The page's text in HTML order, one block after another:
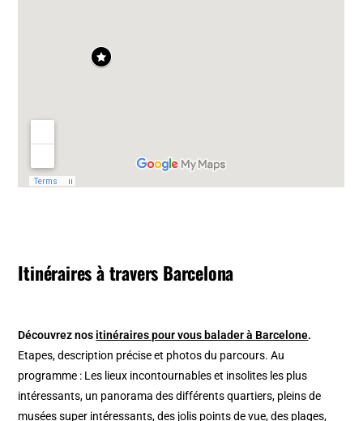
Itinéraires à travers Barcelona
Découvrez nos itinéraires pour vous balader à Barcelone.
Etapes, description précise et photos du parcours. Au
programme : Les lieux incontournables et insolites les plus
intéressants, un panorama des différents quartiers, pleins de
musées super intéressants, des jolis points de vue, des plages,